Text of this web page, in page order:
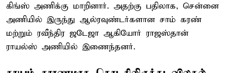
கிங்ஸ் அணிக்கு மாறினார். அதற்கு பதிலாக, சென்னை
அணியில் இருந்து ஆல்ரவுண்டர்களான சாம் கரண்
மற்றும் ரவீந்திர ஜடேஜா ஆகியோர் ராஜஸ்தான்
ராயல்ஸ் அணியில் இணைந்தனர்.